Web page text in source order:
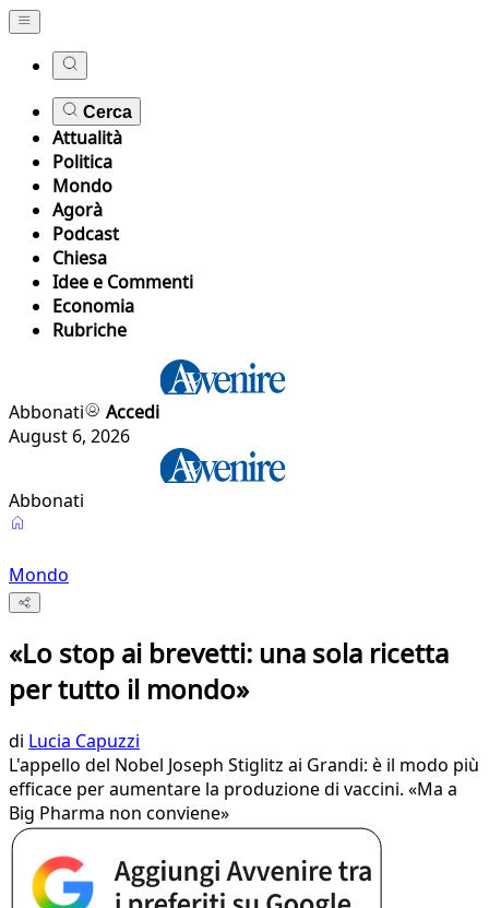
Cerca
Attualità
Politica
Mondo
Agorà
Podcast
Chiesa
Idee e Commenti
Economia
Rubriche
Abbonati
Accedi
August 6, 2026
Abbonati
Mondo
«Lo stop ai brevetti: una sola ricetta
per tutto il mondo»
di Lucia Capuzzi
L'appello del Nobel Joseph Stiglitz ai Grandi: è il modo più
efficace per aumentare la produzione di vaccini. «Ma a
Big Pharma non conviene»